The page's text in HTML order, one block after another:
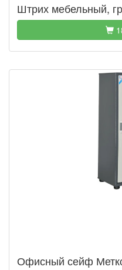
Штрих мебельный,
Офисный сейф